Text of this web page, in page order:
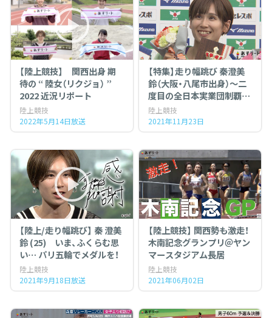
【陸上競技】 関西出身 期
待の “ 陸女（リクジョ） ”
2022 近況リポート
陸上競技
2022年5月14日放送
【特集】走り幅跳び 秦澄美
鈴（大阪・八尾市出身）～二
度目の全日本実業団制覇か
ら世界陸上へ～
陸上競技
2021年11月23日
【陸上/走り幅跳び】 秦 澄美
鈴 (25) いま、ふくらむ思
い… パリ五輪でメダルを！
陸上競技
2021年9月18日放送
【陸上競技】 関西勢も激走！
木南記念グランプリ＠ヤン
マースタジアム長居
陸上競技
2021年06月02日